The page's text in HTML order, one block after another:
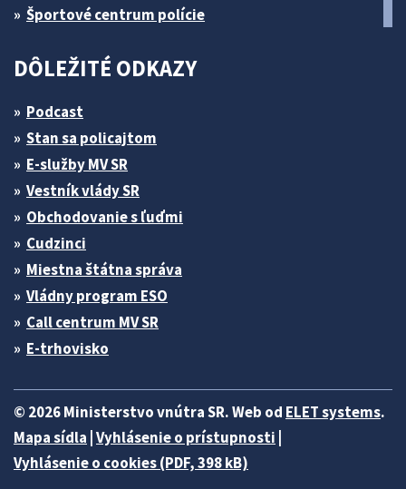
Športové centrum polície
DÔLEŽITÉ ODKAZY
Podcast
Stan sa policajtom
E-služby MV SR
Vestník vlády SR
Obchodovanie s ľuďmi
Cudzinci
Miestna štátna správa
Vládny program ESO
Call centrum MV SR
E-trhovisko
© 2026 Ministerstvo vnútra SR. Web od ELET systems.
Mapa sídla Vyhlásenie o prístupnosti
Vyhlásenie o cookies (PDF, 398 kB)